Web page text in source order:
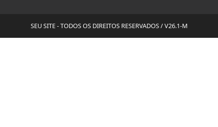
SEU SITE - TODOS OS DIREITOS RESERVADOS/ V26.1-M